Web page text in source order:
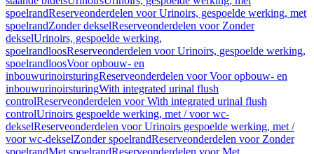
spoelrandReserveonderdelen voor Urinoirs, gespoelde werking, met
spoelrandZonder dekselReserveonderdelen voor Zonder
dekselUrinoirs, gespoelde werking,
spoelrandloosReserveonderdelen voor Urinoirs, gespoelde werking,
spoelrandloosVoor opbouw- en
inbouwurinoirsturingReserveonderdelen voor Voor opbouw- en
inbouwurinoirsturingWith integrated urinal flush
controlReserveonderdelen voor With integrated urinal flush
controlUrinoirs gespoelde werking, met / voor wc-
dekselReserveonderdelen voor Urinoirs gespoelde werking, met /
voor wc-dekselZonder spoelrandReserveonderdelen voor Zonder
spoelrandMet spoelrandReserveonderdelen voor Met